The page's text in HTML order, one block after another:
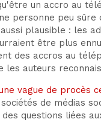
un accro au
personne peu sûre
plausible : les
être plus
des accros au
les auteurs
vague de procès
de médias
questions liées